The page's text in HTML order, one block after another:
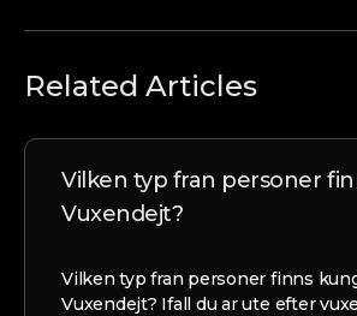
Related Articles
Vilken typ fran personer
Vuxendejt?
Vilken typ fran personer finns
Vuxendejt? Ifall du ar ute efter